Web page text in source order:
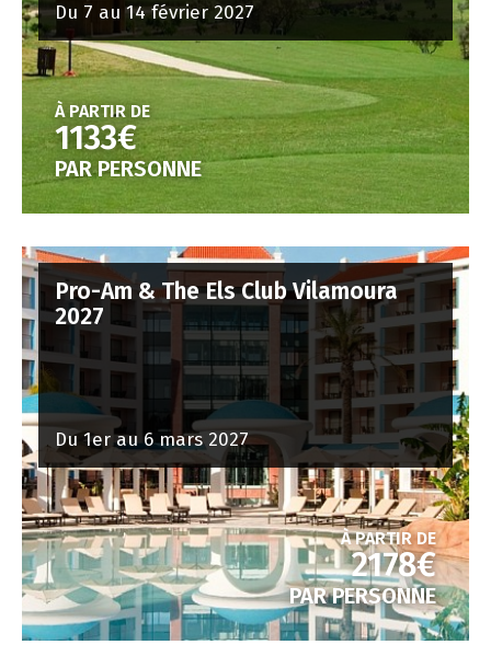
Du 7 au 14 février 2027
À PARTIR DE
1133€
PAR PERSONNE
Pro-Am & The Els Club Vilamoura
2027
Du 1er au 6 mars 2027
À PARTIR DE
2178€
PAR PERSONNE